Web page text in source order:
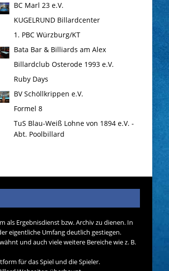
BC Marl 23 e.V.
KUGELRUND Billardcenter
1. PBC Würzburg/KT
Bata Bar & Billiards am Alex
Billardclub Osterode 1993 e.V.
Ruby Days
BV Schöllkrippen e.V.
Formel 8
TuS Blau-Weiß Lohne von 1894 e.V. -
Abt. Poolbillard
als Ergebnisdienst bzw. Archiv zu dienen. In
eigentliche Umfang deutlich gestiegen.
und auch viele weitere Bereiche wie z. B.
für das Spiel und die Spieler.